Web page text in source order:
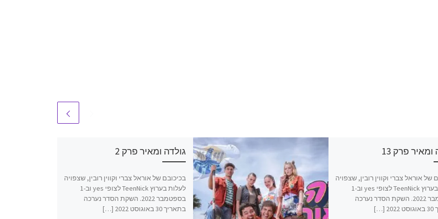
גולדה ומאיר פרק 2
בכיכובם של אוראל צברי וקווין רובין, שצפויה
לעלות בערוץ TeenNick לצופי yes וב-1
בספטמבר 2022. השקת הסדר נערכה
בתאריך 30 באוגוסט 2022 […]
פרק 13
של אוראל צברי וקווין רובין, שצפויה
לעלות בערוץ TeenNick לצופי yes וב-1
בספטמבר 2022. השקת הסדר נערכה